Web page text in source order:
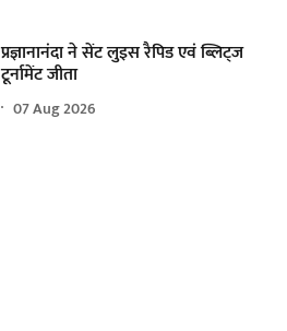
प्रज्ञानानंदा ने सेंट लुइस रैपिड एवं ब्लिट्ज
टूर्नामेंट जीता
07 Aug 2026